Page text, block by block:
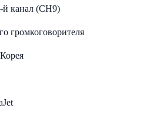
й канал (CH9)
громкоговорителя